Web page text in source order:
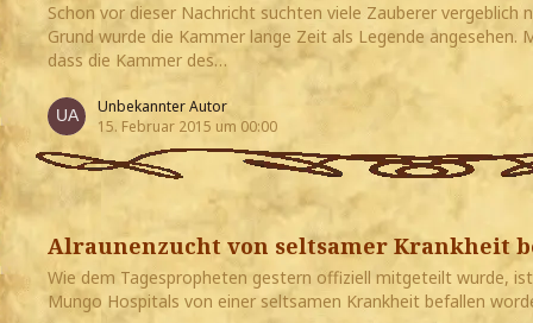
Schon vor dieser Nachricht suchten viele Zauberer vergeblich
Grund wurde die Kammer lange Zeit als Legende
dass die Kammer des…
Unbekannter Autor
15. Februar 2015 um 00:00
Alraunenzucht von seltsamer Krankheit
Wie dem Tagespropheten gestern offiziell mitgeteilt wurde,
Mungo Hospitals von einer seltsamen Krankheit befallen